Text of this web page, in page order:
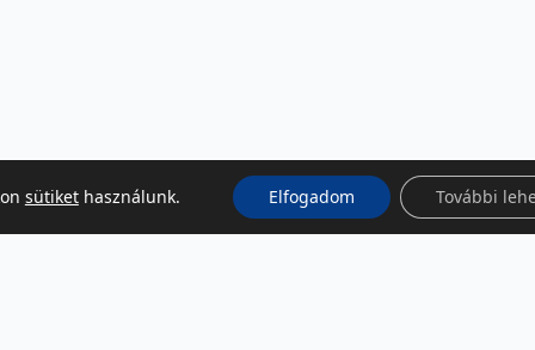
sütikethasználunk. Elfogadom További